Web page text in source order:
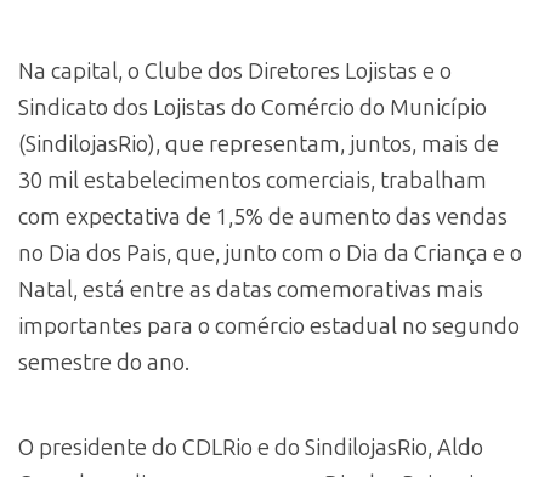
Na capital, o Clube dos Diretores Lojistas e o
Sindicato dos Lojistas do Comércio do Município
(SindilojasRio), que representam, juntos, mais de
30 mil estabelecimentos comerciais, trabalham
com expectativa de 1,5% de aumento das vendas
no Dia dos Pais, que, junto com o Dia da Criança e o
Natal, está entre as datas comemorativas mais
importantes para o comércio estadual no segundo
semestre do ano.
O presidente do CDLRio e do SindilojasRio, Aldo